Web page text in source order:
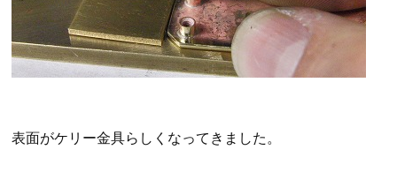
表面がケリー金具らしくなってきました。